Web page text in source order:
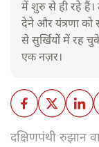
में शुरु से ही रहे हैं।
देने और यंत्रणा
से सुर्खियोें में रह
एक नज़र।
दक्षिणपंथी रुझान